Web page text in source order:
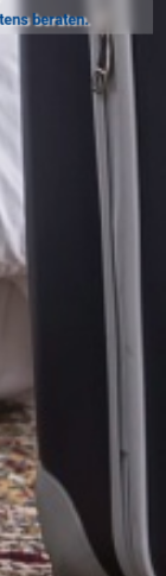
beraten.